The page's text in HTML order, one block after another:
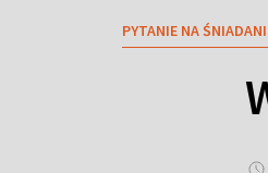
PYTANIE NA